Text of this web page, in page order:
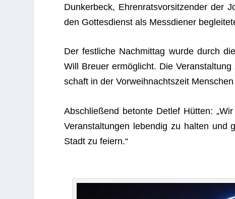
Dun­ker­beck, Ehren­rats­vor­sit­zen­der der
den Got­tes­dienst als Mess­die­ner
Der fest­li­che Nach­mit­tag wurde durch
Will Breuer ermög­licht. Die
schaft in der Vor­weih­nachts­zeit
Abschlie­ßend betonte Det­lef Hüt­ten:
Ver­an­stal­tun­gen leben­dig zu hal­ten und
Stadt zu feiern.“